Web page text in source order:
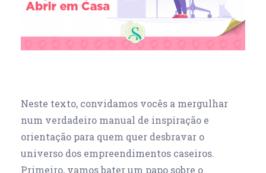
Neste texto, convidamos vocês a mergulhar
num verdadeiro manual de inspiração e
orientação para quem quer desbravar o
universo dos empreendimentos caseiros.
Primeiro, vamos bater um papo sobre o